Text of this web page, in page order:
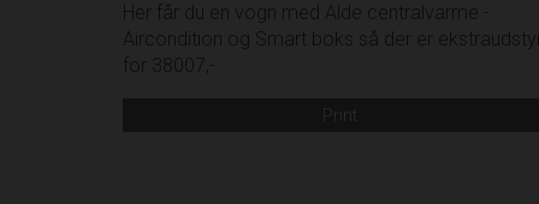
Her får du en vogn med Alde centralvarme -
Aircondition og Smart boks så der er
for 38007,-
Print